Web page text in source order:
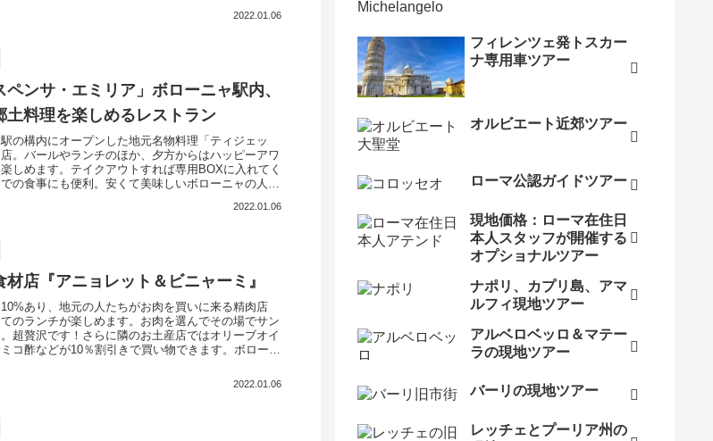
2022.01.06
ペンサ・エミリア」ボローニャ駅内、
土料理を楽しめるレストラン
の構内にオープンした地元名物料理「ティジェッ
。バールやランチのほか、夕方からはハッピーアワ
しめます。テイクアウトすれば専用BOXに入れてく
の食事にも便利。安くて美味しいボローニャの人気
2022.01.06
材店『アニョレット＆ビニャーミ』
あり、地元の人たちがお肉を買いに来る精肉店
のランチが楽しめます。お肉を選んでその場でサン
。超贅沢です！さらに隣のお土産店ではオリーブオイ
コ酢などが10％割引きで買い物できます。ボローニ
2022.01.06
フィレンツェ発トスカー
ナ専用車ツアー
オルビエート近郊ツアー
ローマ公認ガイドツアー
現地価格：ローマ在住日
本人スタッフが開催する
オプショナルツアー
ナポリ、カプリ島、アマ
ルフィ現地ツアー
アルベロベッロ＆マテー
ラの現地ツアー
バーリの現地ツアー
レッチェとプーリア州の